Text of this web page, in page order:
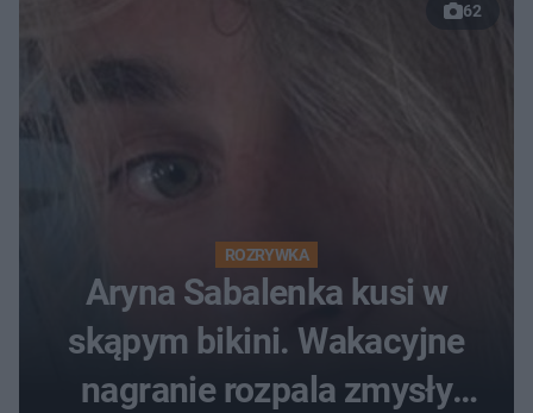
62
ROZRYWKA
Aryna Sabalenka kusi w
skąpym bikini. Wakacyjne
nagranie rozpala zmysły